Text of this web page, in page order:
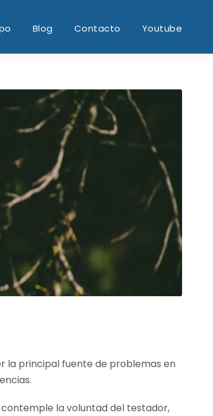
Blog Contacto Youtube
la principal fuente de problemas en
la voluntad del testador,